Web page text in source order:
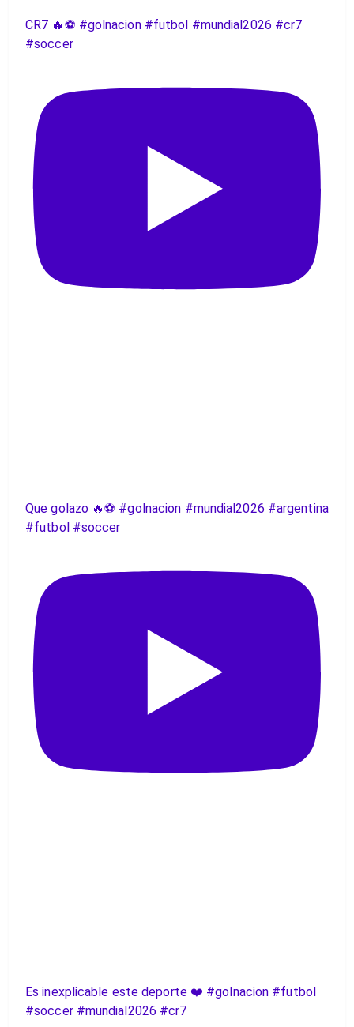
CR7 🔥⚽️ #golnacion #futbol #mundial2026 #cr7
#soccer
Que golazo 🔥⚽️ #golnacion #mundial2026 #argentina
#futbol #soccer
Es inexplicable este deporte ❤️ #golnacion #futbol
#soccer #mundial2026 #cr7